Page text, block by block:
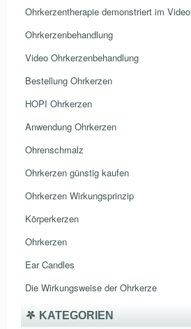
Ohrkerzentherapie demonstriert im Video
Ohrkerzenbehandlung
Video Ohrkerzenbehandlung
Bestellung Ohrkerzen
HOPI Ohrkerzen
Anwendung Ohrkerzen
Ohrenschmalz
Ohrkerzen günstig kaufen
Ohrkerzen Wirkungsprinzip
Körperkerzen
Ohrkerzen
Ear Candles
Die Wirkungsweise der Ohrkerze
KATEGORIEN